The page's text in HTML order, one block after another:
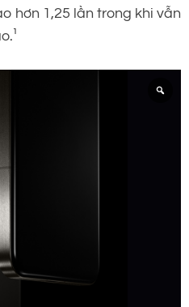
hơn 1,25 lần trong khi vẫn